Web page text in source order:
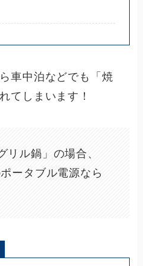
車中泊などでも「焼
てしまいます！
リル鍋」の場合、
ータブル電源なら